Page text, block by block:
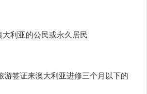
利亚的公民或永久居民
游签证来澳大利亚进修三个月以下的